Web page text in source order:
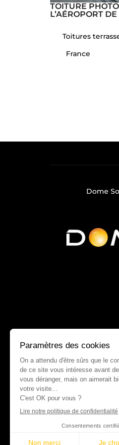
TOITURE
L’AÉROPORT
Toitures
France
Dome